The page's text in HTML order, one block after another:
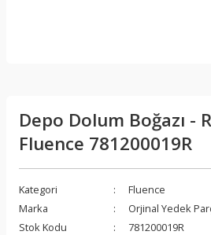
Depo Dolum Boğazı -
Fluence 781200019R
Kategori
Fluence
Marka
Orjinal Yedek
Stok Kodu
781200019R